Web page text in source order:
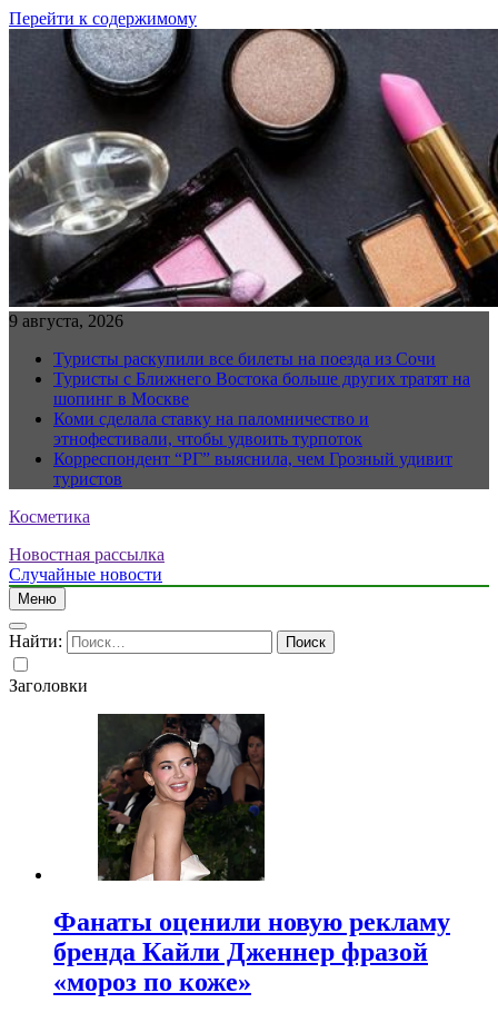
Перейти к содержимому
9 августа, 2026
Туристы раскупили все билеты на поезда из Сочи
Туристы с Ближнего Востока больше других тратят на
шопинг в Москве
Коми сделала ставку на паломничество и
этнофестивали, чтобы удвоить турпоток
Корреспондент “РГ” выяснила, чем Грозный удивит
туристов
Косметика
Новостная рассылка
Случайные новости
Меню
Найти:
Заголовки
Фанаты оценили новую рекламу
бренда Кайли Дженнер фразой
«мороз по коже»